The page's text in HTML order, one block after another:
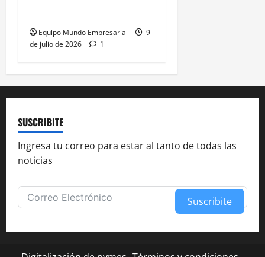
Equipo Mundo Empresarial
9
de julio de 2026
1
SUSCRIBITE
Ingresa tu correo para estar al tanto de todas las
noticias
Suscribite